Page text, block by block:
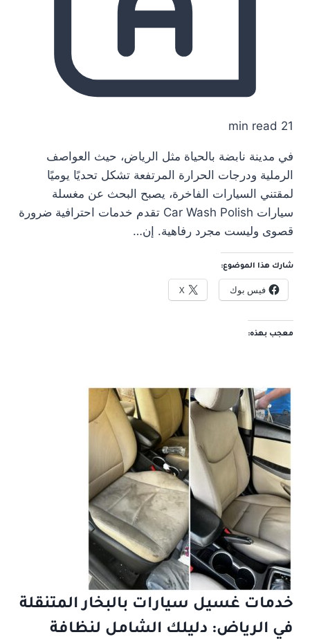
21 min read
في مدينة نابضة بالحياة مثل الرياض، حيث العواصف
الرملية ودرجات الحرارة المرتفعة تشكل تحديًا يوميًا
لمقتني السيارات الفاخرة، يصبح البحث عن مغسلة
سيارات Car Wash Polish تقدم خدمات احترافية ضرورة
قصوى وليست مجرد رفاهية. إن…
شارك هذا الموضوع:
فيس بوك X
معجب بهذه:
خدمات غسيل سيارات بالبخار المتنقلة
في الرياض: دليلك الشامل لنظافة